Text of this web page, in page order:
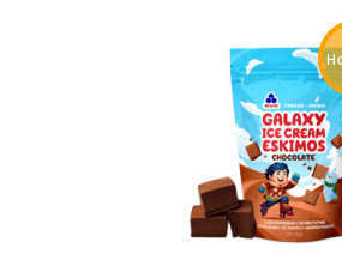
0412 48 28 17
0412 42 29 23